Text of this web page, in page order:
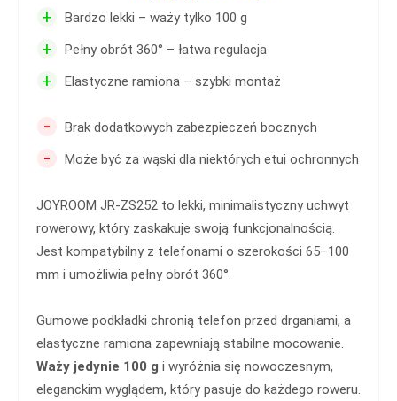
+ Bardzo lekki – waży tylko 100 g
+ Pełny obrót 360° – łatwa regulacja
+ Elastyczne ramiona – szybki montaż
- Brak dodatkowych zabezpieczeń bocznych
- Może być za wąski dla niektórych etui ochronnych
JOYROOM JR-ZS252 to lekki, minimalistyczny uchwyt
rowerowy, który zaskakuje swoją funkcjonalnością.
Jest kompatybilny z telefonami o szerokości 65–100
mm i umożliwia pełny obrót 360°.
Gumowe podkładki chronią telefon przed drganiami, a
elastyczne ramiona zapewniają stabilne mocowanie.
Waży jedynie 100 g i wyróżnia się nowoczesnym,
eleganckim wyglądem, który pasuje do każdego roweru.